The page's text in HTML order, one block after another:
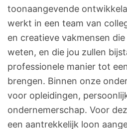
toonaangevende
werkt in een team van
en creatieve vakmensen
weten, en die jou zullen
professionele manier tot
brengen. Binnen onze
voor opleidingen,
ondernemerschap. Voor
een aantrekkelijk loon